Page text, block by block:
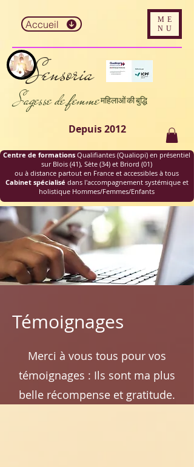
ME
NU
Sagesse de femme
Sensoria
महिलाओं की बुद्धि
Accueil
Centre de formations Qualifiantes (Qualiopi) en présentiel
sur Blois (41), Sète (34) et Briord (01)
ou à distance partout en France et accessibles à tous
Cabinet spécialisé dans l'accompagnement systémique et
holistique Hommes/Femmes/Enfants
Depuis 2012
Témoignages
Merci à vous tous pour vos
témoignages : Ils sont ma plus
belle récompense et gratitude.